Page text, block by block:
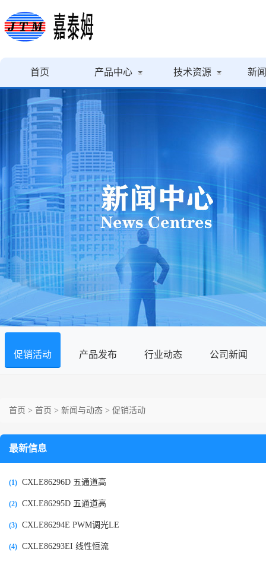
首页 产品中心 技术资源 新
促销活动 产品发布 行业动态 公司新闻
首页 > 首页 > 新闻与动态 > 促销活动
最新信息
(1) CXLE86296D 五通道高
(2) CXLE86295D 五通道高
(3) CXLE86294E PWM调光LE
(4) CXLE86293EI 线性恒流